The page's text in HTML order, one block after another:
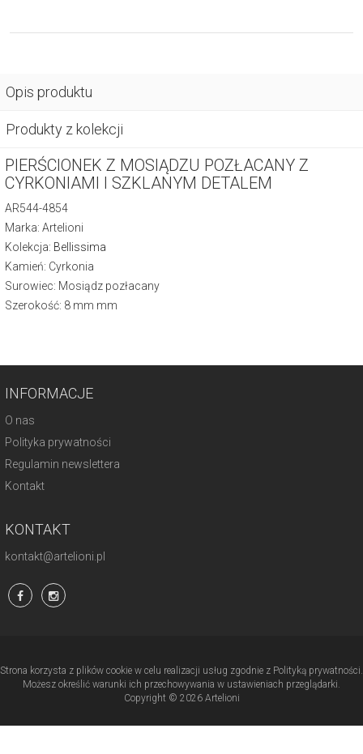
Opis produktu
Produkty z kolekcji
PIERŚCIONEK Z MOSIĄDZU POZŁACANY Z
CYRKONIAMI I SZKLANYM DETALEM
AR544-4854
Marka: Artelioni
Kolekcja: Bellissima
Kamień: Cyrkonia
Surowiec: Mosiądz pozłacany
Szerokość: 8 mm mm
INFORMACJE
O nas
Polityka prywatności
Regulamin newslettera
Kontakt
KONTAKT
kontakt@artelioni.pl
Strona korzysta z plików cookie w celu realizacji usług zgodnie z Polityką prywatności.
Możesz określić warunki ich przechowywania w ustawieniach przeglądarki.
Copyright © 2026 Artelioni